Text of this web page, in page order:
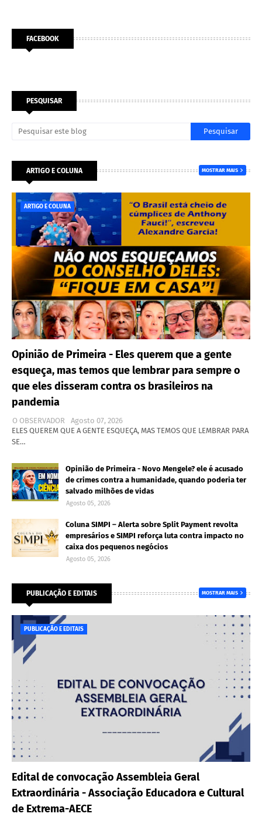
FACEBOOK
PESQUISAR
ARTIGO E COLUNA MOSTRAR MAIS
ARTIGO E COLUNA
Opinião de Primeira - Eles querem que a gente
esqueça, mas temos que lembrar para sempre o
que eles disseram contra os brasileiros na
pandemia
O OBSERVADOR
Agosto 07, 2026
ELES QUEREM QUE A GENTE ESQUEÇA, MAS TEMOS QUE LEMBRAR PARA
SE…
Opinião de Primeira - Novo Mengele? ele é acusado
de crimes contra a humanidade, quando poderia ter
salvado milhões de vidas
Agosto 05, 2026
Coluna SIMPI – Alerta sobre Split Payment revolta
empresários e SIMPI reforça luta contra impacto no
caixa dos pequenos negócios
Agosto 05, 2026
PUBLICAÇÃO E EDITAIS MOSTRAR MAIS
PUBLICAÇÃO E EDITAIS
Edital de convocação Assembleia Geral
Extraordinária - Associação Educadora e Cultural
de Extrema-AECE